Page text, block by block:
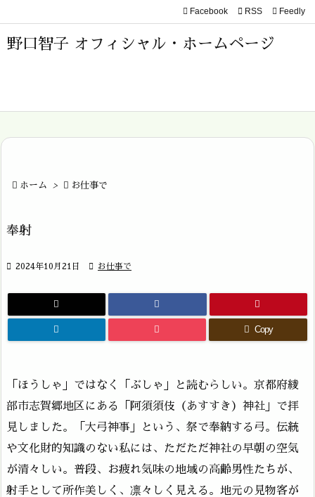
野口智子 オフィシャル・ホームページ

前へ

Facebook  RSS Feedly
 ホーム >  お仕事で
奉射
 2024年10月21日  お仕事で
Copy
「ほうしゃ」ではなく「ぶしゃ」と読むらしい。京都府綾
部市志賀郷地区にある「阿須須伎（あすすき）神社」で拝
見しました。「大弓神事」という、祭で奉納する弓。伝統
や文化財的知識のない私には、ただただ神社の早朝の空気
が清々しい。普段、お疲れ気味の地域の高齢男性たちが、
射手として所作美しく、凛々しく見える。地元の見物客が